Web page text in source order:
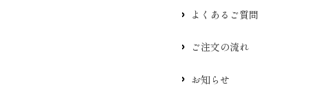
よくあるご質問
ご注文の流れ
お知らせ